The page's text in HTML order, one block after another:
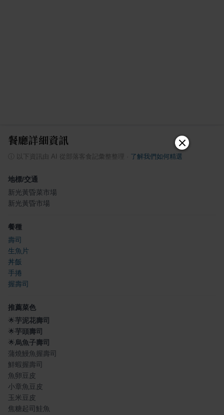
餐廳詳細資訊
以下資訊由 AI 從部落客食記彙整整理 了解我們如何精選
地標/交通
新光黃昏菜市場
新光黃昏市場
餐種
壽司
生魚片
丼飯
手捲
握壽司
推薦菜色
🌟芋泥花壽司
🌟芋頭壽司
🌟烏魚子壽司
蒲燒鰻魚握壽司
鮮蝦握壽司
魚卵豆皮
小章魚豆皮
玉米豆皮
焦糖起司鮭魚